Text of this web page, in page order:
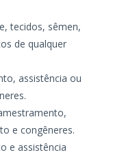
tecidos, sêmen,
de qualquer
assistência ou
e congêneres.
e assistência